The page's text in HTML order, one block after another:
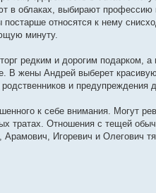
в облаках, выбирают профессию
относятся к нему
минуту.
редким и дорогим подарком, а
В жены Андрей выберет
и предупреждения
к себе внимания. Могут
тратах. Отношения с тещей
Арамович, Игоревич и Олегович